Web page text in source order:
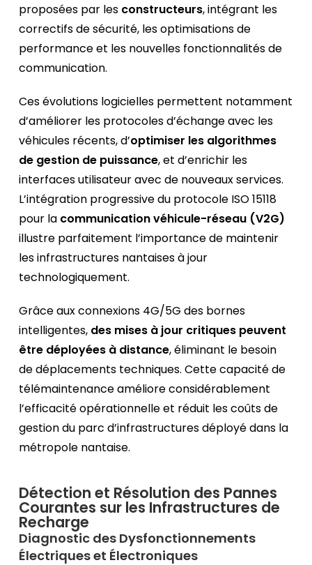
proposées par les constructeurs, intégrant les
correctifs de sécurité, les optimisations de
performance et les nouvelles fonctionnalités de
communication.
Ces évolutions logicielles permettent notamment
d’améliorer les protocoles d’échange avec les
véhicules récents, d’optimiser les algorithmes
de gestion de puissance, et d’enrichir les
interfaces utilisateur avec de nouveaux services.
L’intégration progressive du protocole ISO 15118
pour la communication véhicule-réseau (V2G)
illustre parfaitement l’importance de maintenir
les infrastructures nantaises à jour
technologiquement.
Grâce aux connexions 4G/5G des bornes
intelligentes, des mises à jour critiques peuvent
être déployées à distance, éliminant le besoin
de déplacements techniques. Cette capacité de
télémaintenance améliore considérablement
l’efficacité opérationnelle et réduit les coûts de
gestion du parc d’infrastructures déployé dans la
métropole nantaise.
Détection et Résolution des Pannes
Courantes sur les Infrastructures de
Recharge
Diagnostic des Dysfonctionnements
Électriques et Électroniques